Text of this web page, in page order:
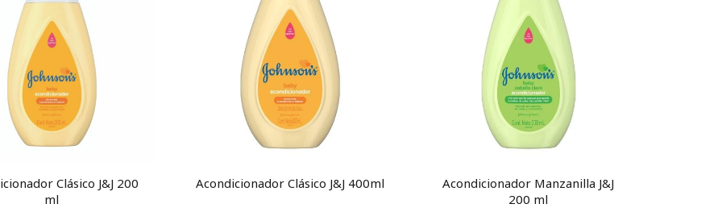
Clásico J&J 200
ml
Acondicionador Clásico J&J 400ml
Acondicionador Manzanilla J&J
200 ml